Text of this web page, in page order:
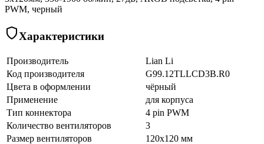
PWM, черный
Характеристики
Производитель
Lian Li
Код производителя
G99.12TLLCD3B.R0
Цвета в оформлении
чёрный
Применение
для корпуса
Тип коннектора
4 pin PWM
Количество вентиляторов
3
Размер вентиляторов
120x120 мм